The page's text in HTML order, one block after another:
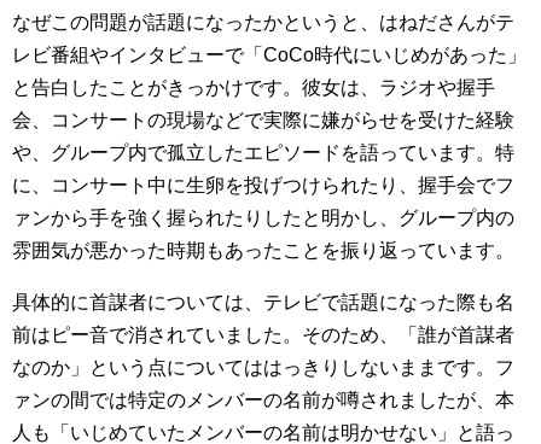
なぜこの問題が話題になったかというと、はねださんがテ
レビ番組やインタビューで「CoCo時代にいじめがあった」
と告白したことがきっかけです。彼女は、ラジオや握手
会、コンサートの現場などで実際に嫌がらせを受けた経験
や、グループ内で孤立したエピソードを語っています。特
に、コンサート中に生卵を投げつけられたり、握手会でフ
ァンから手を強く握られたりしたと明かし、グループ内の
雰囲気が悪かった時期もあったことを振り返っています。
具体的に首謀者については、テレビで話題になった際も名
前はピー音で消されていました。そのため、「誰が首謀者
なのか」という点についてははっきりしないままです。フ
ァンの間では特定のメンバーの名前が噂されましたが、本
人も「いじめていたメンバーの名前は明かせない」と語っ